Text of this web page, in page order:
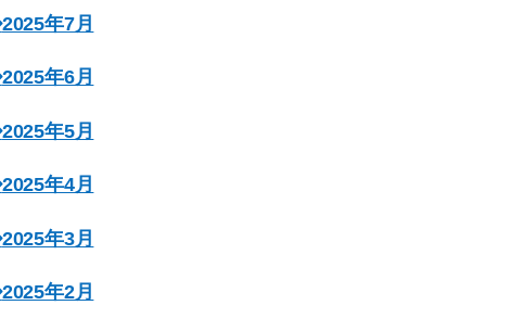
2025年7月
2025年6月
2025年5月
2025年4月
2025年3月
2025年2月